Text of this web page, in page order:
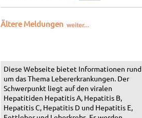
Ältere Meldungen
Diese Webseite bietet Informationen rund
um das Thema Lebererkrankungen. Der
Schwerpunkt liegt auf den viralen
Hepatitiden Hepatitis A, Hepatitis B,
Hepatitis C, Hepatitis D und Hepatitis E,